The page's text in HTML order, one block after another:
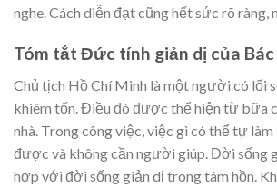
nghe. Cách diễn đạt cũng hết sức rõ ràng,
Tóm tắt Đức tính giản dị của Bác
Chủ tịch Hồ Chí Minh là một người có lối
khiêm tốn. Điều đó được thể hiện từ bữa
nhà. Trong công việc, việc gì có thể tự
được và không cần người giúp. Đời sống
hợp với đời sống giản dị trong tâm hồn.